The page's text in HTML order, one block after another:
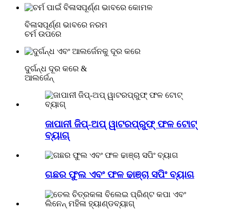
ବିଳାସପୂର୍ଣ୍ଣ ଭାବରେ ନରମ
ଚର୍ମ ଉପରେ
ଦୁର୍ଗନ୍ଧ ଦୂର କରେ &
ଆଲର୍ଜେନ୍
ଜାପାନୀ ଜିପ୍-ଅପ୍ ୱାଟରପ୍ରୁଫ୍ ଫଳ ଟୋଟ୍
ବ୍ୟାଗ୍
ଗଛର ଫୁଲ ଏବଂ ଫଳ ଢାଞ୍ଚା ସପିଂ ବ୍ୟାଗ